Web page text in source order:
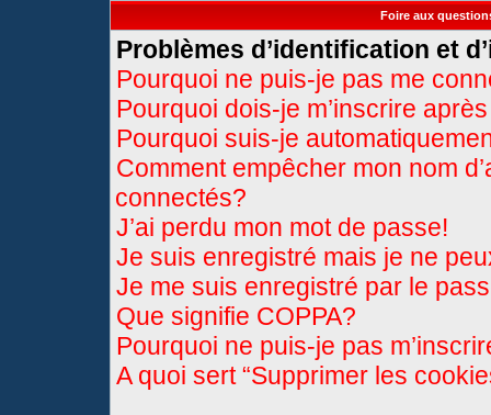
Foire aux
Problèmes d’identification et
Pourquoi ne puis-je pas me
Pourquoi dois-je m’inscrire
Pourquoi suis-je
Comment empêcher mon nom
connectés?
J’ai perdu mon mot de passe!
Je suis enregistré mais je ne
Je me suis enregistré par le
Que signifie COPPA?
Pourquoi ne puis-je pas
A quoi sert “Supprimer les